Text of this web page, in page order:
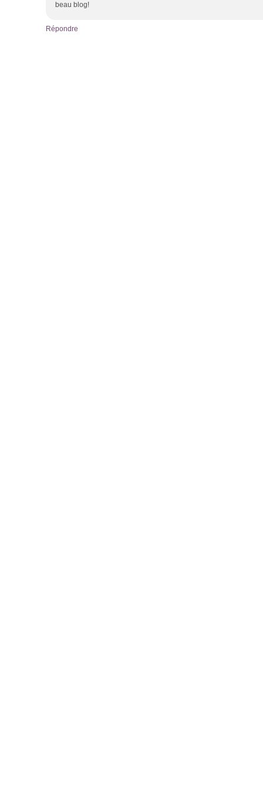
beau blog!
Répondre